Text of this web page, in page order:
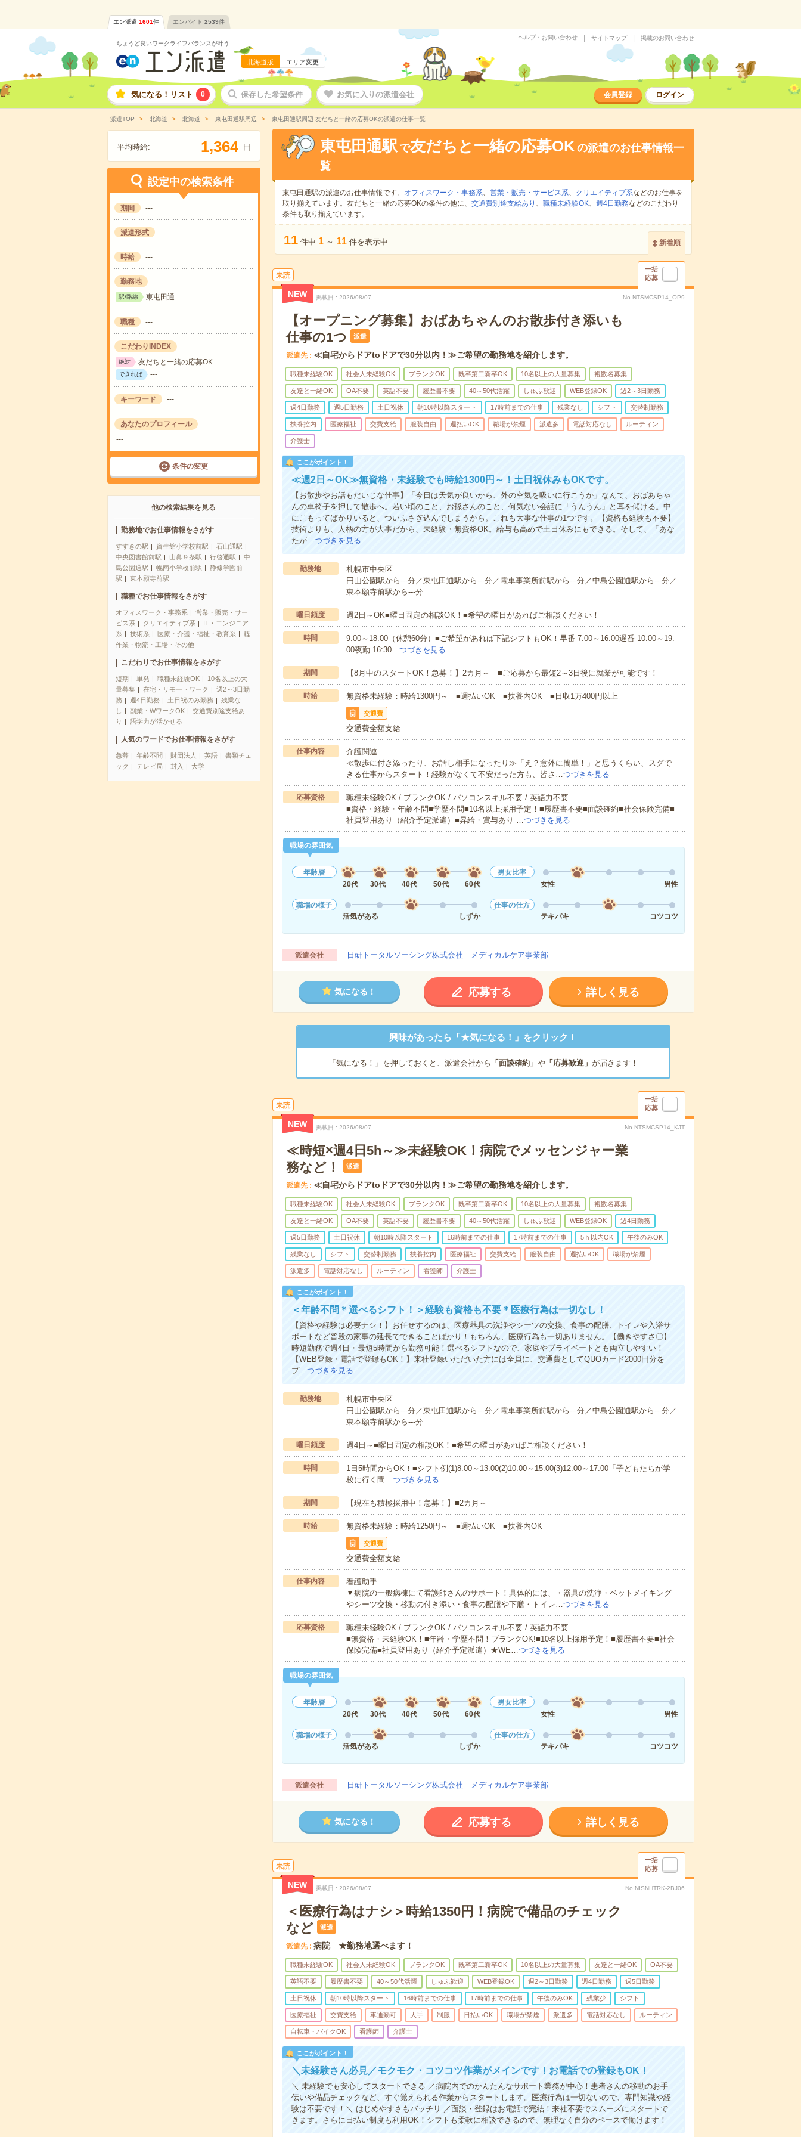
エン派遣 1601件 エンバイト 2539件
ちょうど良いワークライフバランスが叶う
北海道版 エリア変更
ヘルプ・お問い合わせ サイトマップ 掲載のお問い合わせ
気になる！リスト 0 保存した希望条件 お気に入りの派遣会社 会員登録 ログイン
派遣TOP 北海道 北海道 東屯田通駅周辺 東屯田通駅周辺 友だちと一緒の応募OKの派遣の仕事一覧
平均時給: 1,364 円
設定中の検索条件
期間 ---
派遣形式 ---
時給 ---
勤務地
駅/路線 東屯田通
職種 ---
こだわりINDEX
絶対 友だちと一緒の応募OK
できれば ---
キーワード ---
あなたのプロフィール
---
条件の変更
他の検索結果を見る
勤務地でお仕事情報をさがす
すすきの駅 資生館小学校前駅
石山通駅
中央図書館前駅
山鼻９条駅 行啓通駅
中
島公園通駅
幌南小学校前駅
静修学園前
駅
東本願寺前駅
職種でお仕事情報をさがす
オフィスワーク・事務系
営業・販売・サー
ビス系
クリエイティブ系
IT・エンジニア
系
技術系 医療・介護・福祉・教育系
軽
作業・物流・工場・その他
こだわりでお仕事情報をさがす
短期 単発 職種未経験OK
10名以上の大
量募集
在宅・リモートワーク
週2～3日勤
務
週4日勤務 土日祝のみ勤務
残業な
し
副業・WワークOK
交通費別途支給あ
り
語学力が活かせる
人気のワードでお仕事情報をさがす
急募 年齢不問 財団法人 英語
書類チェ
ック
テレビ局 封入 大学
東屯田通駅 で友だちと一緒の応募OKの派遣のお仕事情報一
覧
東屯田通駅の派遣のお仕事情報です。 オフィスワーク・事務系、 営業・販売・サービス系、 クリエイティブ系などのお仕事を
取り揃えています。友だちと一緒の応募OKの条件の他に、 交通費別途支給あり 、 職種未経験OK、 週4日勤務などのこだわり
条件も取り揃えています。
11 件中 1 ～ 11 件を表示中 新着順
未読
一括
応募
NEW 掲載日 2026/08/07 No.NTSMCSP14_OP9
【オープニング募集】おばあちゃんのお散歩付き添いも
仕事の1つ
派遣
派遣先 ≪自宅からドアtoドアで30分以内！≫ご希望の勤務地を紹介します。
職種未経験OK 社会人未経験OK ブランクOK 既卒第二新卒OK 10名以上の大量募集 複数名募集
友達と一緒OK OA不要 英語不要 履歴書不要 40～50代活躍 しゅふ歓迎 WEB登録OK 週2～3日勤務
週4日勤務 週5日勤務 土日祝休 朝10時以降スタート 17時前までの仕事 残業なし シフト 交替制勤務
扶養控内 医療福祉 交費支給 服装自由 週払いOK 職場が禁煙 派遣多 電話対応なし ルーティン
介護士
ここがポイント！
≪週2日～OK≫無資格・未経験でも時給1300円～！土日祝休みもOKです。
【お散歩やお話もだいじな仕事】「今日は天気が良いから、外の空気を吸いに行こうか」なんて、おばあちゃ
んの車椅子を押して散歩へ。若い頃のこと、お孫さんのこと、何気ない会話に「うんうん」と耳を傾ける。中
にこもってばかりいると、ついふさぎ込んでしまうから。これも大事な仕事の1つです。【資格も経験も不要】
技術よりも、人柄の方が大事だから、未経験・無資格OK。給与も高めで土日休みにもできる。そして、「あな
たが…つづきを見る
勤務地
札幌市中央区
円山公園駅から---分／東屯田通駅から---分／電車事業所前駅から---分／中島公園通駅から---分／
東本願寺前駅から---分
曜日頻度 週2日～OK■曜日固定の相談OK！■希望の曜日があればご相談ください！
時間
9:00～18:00（休憩60分）■ご希望があれば下記シフトもOK！早番 7:00～16:00遅番 10:00～19:
00夜勤 16:30…つづきを見る
期間 【8月中のスタートOK！急募！】2カ月～ ■ご応募から最短2～3日後に就業が可能です！
時給 無資格未経験：時給1300円～ ■週払いOK ■扶養内OK ■日収1万400円以上
交通費
交通費全額支給
仕事内容
介護関連
≪散歩に付き添ったり、お話し相手になったり≫「え？意外に簡単！」と思うくらい、スグで
きる仕事からスタート！経験がなくて不安だった方も、皆さ…つづきを見る
応募資格
職種未経験OK / ブランクOK / パソコンスキル不要 / 英語力不要
■資格・経験・年齢不問■学歴不問■10名以上採用予定！■履歴書不要■面談確約■社会保険完備■
社員登用あり（紹介予定派遣）■昇給・賞与あり …つづきを見る
職場の雰囲気
年齢層
20代
30代 40代 50代 60代
男女比率
女性
男性
職場の様子
活気がある
しずか
仕事の仕方
テキパキ
コツコツ
派遣会社 日研トータルソーシング株式会社 メディカルケア事業部
気になる！ 応募する 詳しく見る
興味があったら「★気になる！」をクリック！
「気になる！」を押しておくと、派遣会社から 「面談確約」 や「応募歓迎」 が届きます！
未読
一括
応募
NEW 掲載日 2026/08/07 No.NTSMCSP14_KJT
≪時短×週4日5h～≫未経験OK！病院でメッセンジャー業
務など！
派遣
派遣先 ≪自宅からドアtoドアで30分以内！≫ご希望の勤務地を紹介します。
職種未経験OK 社会人未経験OK ブランクOK 既卒第二新卒OK 10名以上の大量募集 複数名募集
友達と一緒OK OA不要 英語不要 履歴書不要 40～50代活躍 しゅふ歓迎 WEB登録OK 週4日勤務
週5日勤務 土日祝休 朝10時以降スタート 16時前までの仕事 17時前までの仕事 5ｈ以内OK 午後のみOK
残業なし シフト 交替制勤務 扶養控内 医療福祉 交費支給 服装自由 週払いOK 職場が禁煙
派遣多 電話対応なし ルーティン 看護師 介護士
ここがポイント！
＜年齢不問＊選べるシフト！＞経験も資格も不要＊医療行為は一切なし！
【資格や経験は必要ナシ！】お任せするのは、医療器具の洗浄やシーツの交換、食事の配膳、トイレや入浴サ
ポートなど普段の家事の延長でできることばかり！もちろん、医療行為も一切ありません。【働きやすさ〇】
時短勤務で週4日・最短5時間から勤務可能！選べるシフトなので、家庭やプライベートとも両立しやすい！
【WEB登録・電話で登録もOK！】来社登録いただいた方には全員に、交通費としてQUOカード2000円分を
プ…つづきを見る
勤務地
札幌市中央区
円山公園駅から---分／東屯田通駅から---分／電車事業所前駅から---分／中島公園通駅から---分／
東本願寺前駅から---分
曜日頻度 週4日～■曜日固定の相談OK！■希望の曜日があればご相談ください！
時間
1日5時間からOK！■シフト例(1)8:00～13:00(2)10:00～15:00(3)12:00～17:00「子どもたちが学
校に行く間…つづきを見る
期間 【現在も積極採用中！急募！】■2カ月～
時給 無資格未経験：時給1250円～ ■週払いOK ■扶養内OK
交通費
交通費全額支給
仕事内容
看護助手
▼病院の一般病棟にて看護師さんのサポート！具体的には、・器具の洗浄・ベットメイキング
やシーツ交換・移動の付き添い・食事の配膳や下膳・トイレ…つづきを見る
応募資格
職種未経験OK / ブランクOK / パソコンスキル不要 / 英語力不要
■無資格・未経験OK！■年齢・学歴不問！ブランクOK!■10名以上採用予定！■履歴書不要■社会
保険完備■社員登用あり（紹介予定派遣）★WE…つづきを見る
職場の雰囲気
年齢層
20代
30代 40代 50代 60代
男女比率
女性
男性
職場の様子
活気がある
しずか
仕事の仕方
テキパキ
コツコツ
派遣会社 日研トータルソーシング株式会社 メディカルケア事業部
気になる！ 応募する 詳しく見る
未読
一括
応募
NEW 掲載日 2026/08/07 No.NISNHTRK-2BJ06
＜医療行為はナシ＞時給1350円！病院で備品のチェック
など
派遣
派遣先 病院 ★勤務地選べます！
職種未経験OK 社会人未経験OK ブランクOK 既卒第二新卒OK 10名以上の大量募集 友達と一緒OK OA不要
英語不要 履歴書不要 40～50代活躍 しゅふ歓迎 WEB登録OK 週2～3日勤務 週4日勤務 週5日勤務
土日祝休 朝10時以降スタート 16時前までの仕事 17時前までの仕事 午後のみOK 残業少 シフト
医療福祉 交費支給 車通勤可 大手 制服 日払いOK 職場が禁煙 派遣多 電話対応なし ルーティン
自転車・バイクOK 看護師 介護士
ここがポイント！
＼未経験さん必見／モクモク・コツコツ作業がメインです！お電話での登録もOK！
＼ 未経験でも安心してスタートできる ／病院内でのかんたんなサポート業務が中心！患者さんの移動のお手
伝いや備品チェックなど、すぐ覚えられる作業からスタートします。医療行為は一切ないので、専門知識や経
験は不要です！＼ はじめやすさもバッチリ ／面談・登録はお電話で完結！来社不要でスムーズにスタートで
きます。さらに日払い制度も利用OK！シフトも柔軟に相談できるので、無理なく自分のペースで働けます！